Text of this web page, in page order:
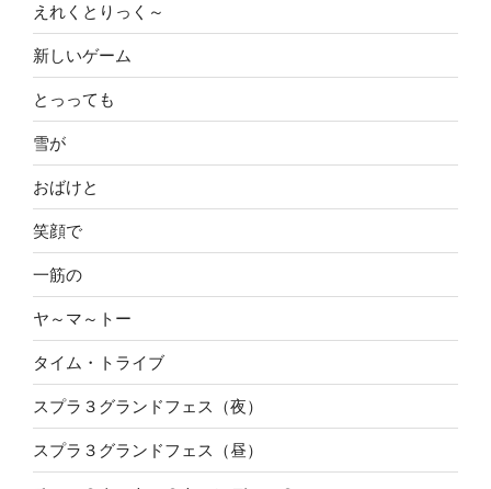
えれくとりっく～
新しいゲーム
とっっても
雪が
おばけと
笑顔で
一筋の
ヤ～マ～トー
タイム・トライブ
スプラ３グランドフェス（夜）
スプラ３グランドフェス（昼）